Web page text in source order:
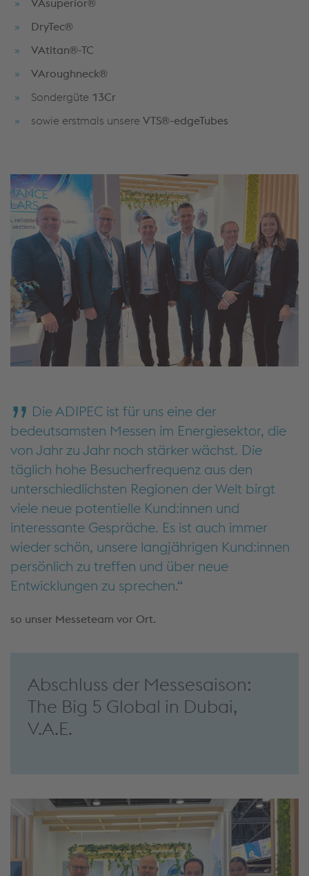
DryTec®
VAtitan®-TC
VAroughneck®
Sondergüte 13Cr
sowie erstmals unsere VTS®-edgeTubes
Die ADIPEC ist für uns eine der
bedeutsamsten Messen im Energiesektor, die
von Jahr zu Jahr noch stärker wächst. Die
täglich hohe Besucherfrequenz aus den
unterschiedlichsten Regionen der Welt birgt
viele neue potentielle Kund:innen und
interessante Gespräche. Es ist auch immer
wieder schön, unsere langjährigen Kund:innen
persönlich zu treffen und über neue
Entwicklungen zu sprechen.
so unser Messeteam vor Ort.
Abschluss der Messesaison:
The Big 5 Global in Dubai,
V.A.E.